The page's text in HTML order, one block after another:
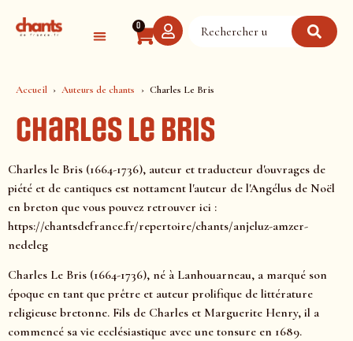
0
Accueil Auteurs de chants Charles Le Bris
Charles Le Bris
Charles le Bris (1664-1736), auteur et traducteur d'ouvrages de
piété et de cantiques est nottament l'auteur de l'Angélus de Noël
en breton que vous pouvez retrouver ici :
https://chantsdefrance.fr/repertoire/chants/anjeluz-amzer-
nedeleg
Charles Le Bris (1664-1736), né à Lanhouarneau, a marqué son
époque en tant que prêtre et auteur prolifique de littérature
religieuse bretonne. Fils de Charles et Marguerite Henry, il a
commencé sa vie ecclésiastique avec une tonsure en 1689.